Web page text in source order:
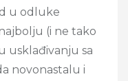
u odluke
(i ne tako
usklađivanju sa
novonastalu i